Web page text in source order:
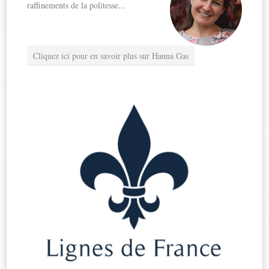
raffinements de la politesse...
Cliquez ici pour en savoir plus sur Hanna Gas